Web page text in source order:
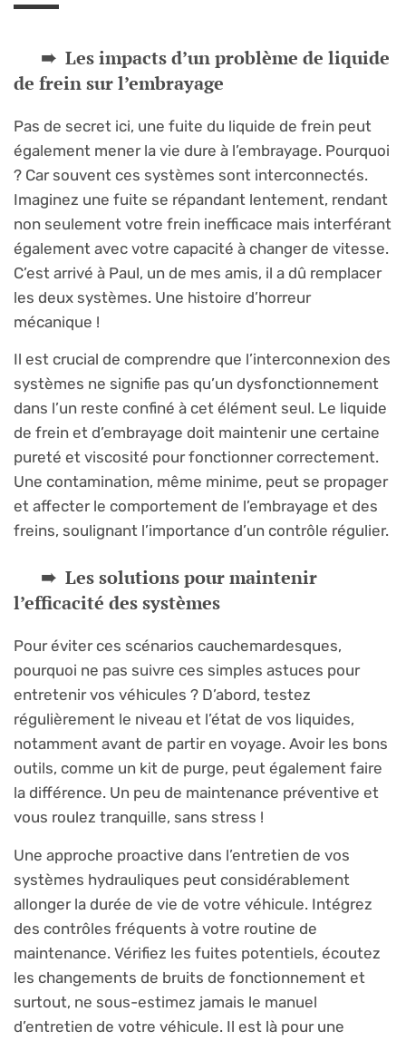
Les impacts d’un problème de liquide
de frein sur l’embrayage
Pas de secret ici, une fuite du liquide de frein peut
également mener la vie dure à l’embrayage. Pourquoi
? Car souvent ces systèmes sont interconnectés.
Imaginez une fuite se répandant lentement, rendant
non seulement votre frein inefficace mais interférant
également avec votre capacité à changer de vitesse.
C’est arrivé à Paul, un de mes amis, il a dû remplacer
les deux systèmes. Une histoire d’horreur
mécanique !
Il est crucial de comprendre que l’interconnexion des
systèmes ne signifie pas qu’un dysfonctionnement
dans l’un reste confiné à cet élément seul. Le liquide
de frein et d’embrayage doit maintenir une certaine
pureté et viscosité pour fonctionner correctement.
Une contamination, même minime, peut se propager
et affecter le comportement de l’embrayage et des
freins, soulignant l’importance d’un contrôle régulier.
Les solutions pour maintenir
l’efficacité des systèmes
Pour éviter ces scénarios cauchemardesques,
pourquoi ne pas suivre ces simples astuces pour
entretenir vos véhicules ? D’abord, testez
régulièrement le niveau et l’état de vos liquides,
notamment avant de partir en voyage. Avoir les bons
outils, comme un kit de purge, peut également faire
la différence. Un peu de maintenance préventive et
vous roulez tranquille, sans stress !
Une approche proactive dans l’entretien de vos
systèmes hydrauliques peut considérablement
allonger la durée de vie de votre véhicule. Intégrez
des contrôles fréquents à votre routine de
maintenance. Vérifiez les fuites potentiels, écoutez
les changements de bruits de fonctionnement et
surtout, ne sous-estimez jamais le manuel
d’entretien de votre véhicule. Il est là pour une